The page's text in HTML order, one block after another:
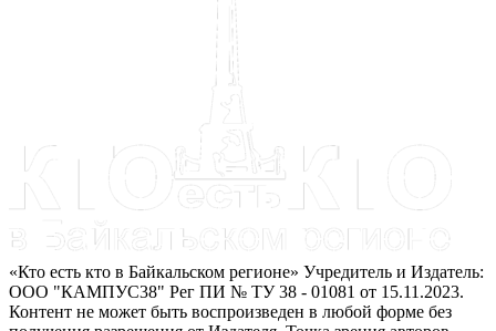
«Кто есть кто в Байкальском регионе» Учредитель и Издатель:
ООО "КАМПУС38" Рег ПИ № ТУ 38 - 01081 от 15.11.2023.
Контент не может быть воспроизведен в любой форме без